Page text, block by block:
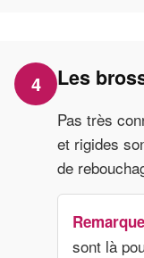
4 Les
Pas très
et rigides
de
sont là